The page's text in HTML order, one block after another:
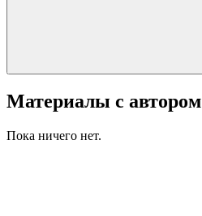
Материалы с автором
Пока ничего нет.